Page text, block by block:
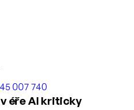
007 740
éře AI kriticky